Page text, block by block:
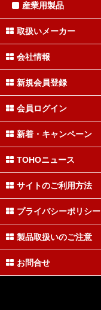
産業用製品
取扱いメーカー
会社情報
新規会員登録
会員ログイン
新着・キャンペーン
TOHOニュース
サイトのご利用方法
プライバシーポリシー
製品取扱いのご注意
お問合せ